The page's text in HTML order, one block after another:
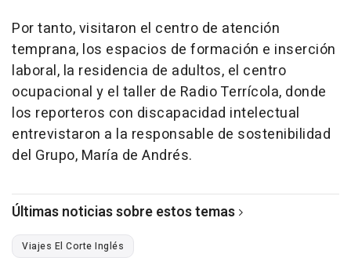
Por tanto, visitaron el centro de atención
temprana, los espacios de formación e inserción
laboral, la residencia de adultos, el centro
ocupacional y el taller de Radio Terrícola, donde
los reporteros con discapacidad intelectual
entrevistaron a la responsable de sostenibilidad
del Grupo, María de Andrés.
Últimas noticias sobre estos temas
Viajes El Corte Inglés